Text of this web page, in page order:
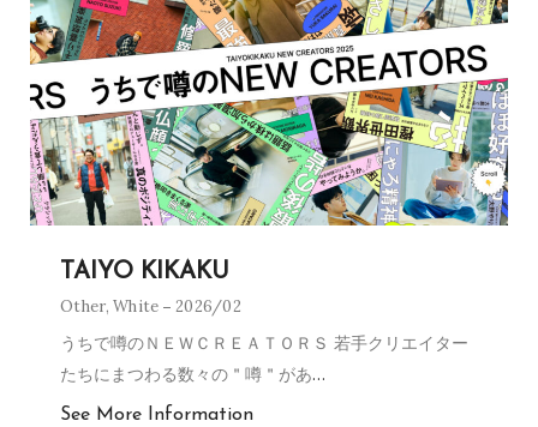
TAIYO KIKAKU
Other,White 2026/02
うちで噂のＮＥＷＣＲＥＡＴＯＲＳ 若手クリエイター
たちにまつわる数々の＂噂＂があ…
See More Information